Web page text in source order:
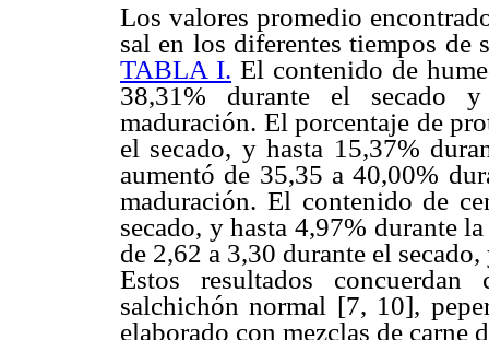
Los valores promedio
sal en los diferentes tiempos de
TABLA I. El contenido de
38,31% durante el secado
maduración. El porcentaje de
el secado, y hasta 15,37%
aumentó de 35,35 a 40,00%
maduración. El contenido de
secado, y hasta 4,97% durante
de 2,62 a 3,30 durante el
Estos resultados
salchichón normal [7, 10],
elaborado con mezclas de carne